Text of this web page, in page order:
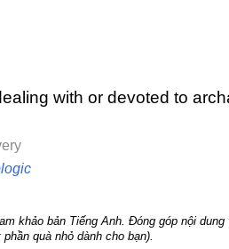
with or devoted to
khảo bản Tiếng Anh. Đóng góp nội dung
quà nhỏ dành cho bạn).